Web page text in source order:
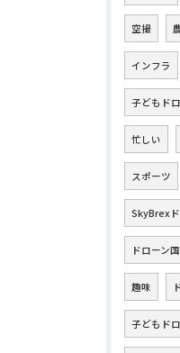
空撮
インフラ
子どもド
忙しい
スポーツ
SkyBrex
ドローン
趣味
子どもド